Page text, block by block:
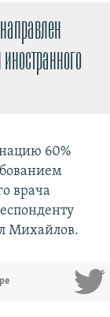
60%
врача
Михайлов.